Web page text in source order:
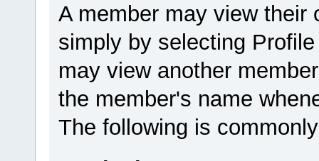
A member may view their
simply by selecting
may view another
the member's name
The following is